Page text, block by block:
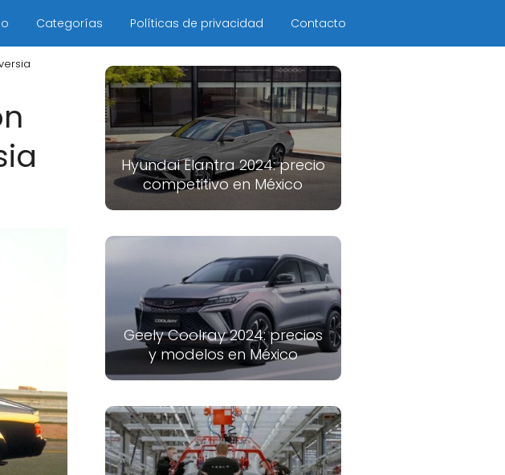
Categorías Políticas de privacidad Contacto
Hyundai Elantra 2024: precio
competitivo en México
Geely Coolray 2024: precios
y modelos en México